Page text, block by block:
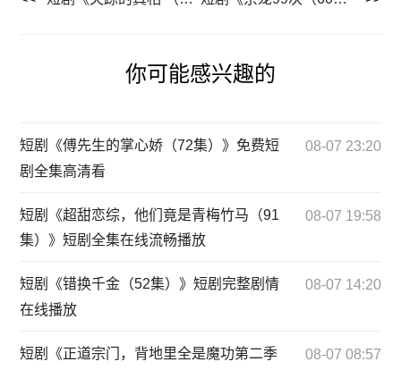
你可能感兴趣的
短剧《傅先生的掌心娇（72集）》免费短
剧全集高清看
08-07 23:20
短剧《超甜恋综，他们竟是青梅竹马（91
集）》短剧全集在线流畅播放
08-07 19:58
短剧《错换千金（52集）》短剧完整剧情
在线播放
08-07 14:20
短剧《正道宗门，背地里全是魔功第二季
08-07 08:57